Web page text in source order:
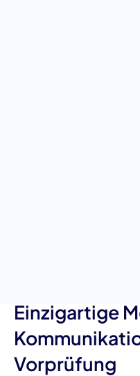
Einzigartige
Vorprüfung